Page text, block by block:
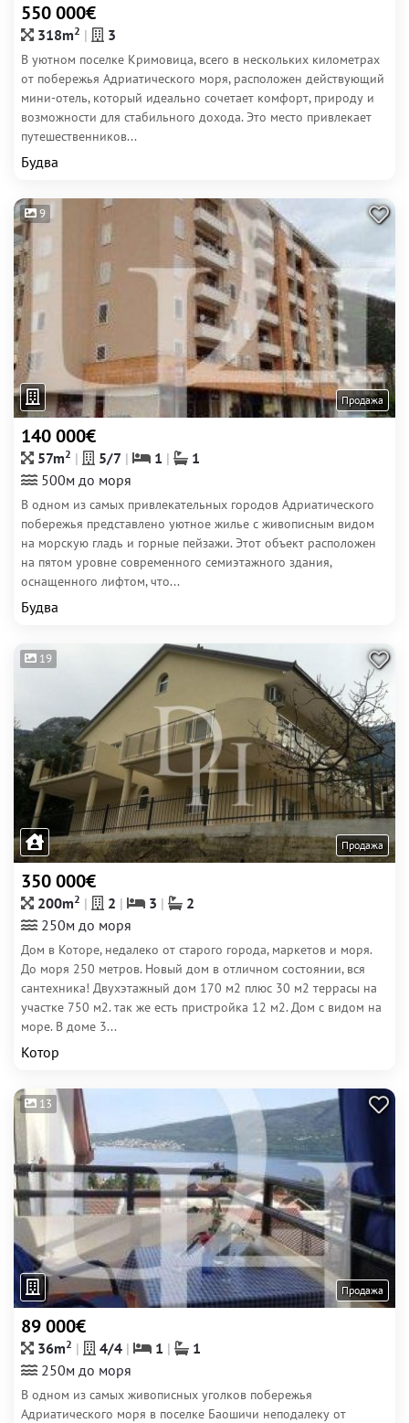
550 000€
318m2 3
В уютном поселке Кримовица, всего в нескольких километрах
от побережья Адриатического моря, расположен действующий
мини-отель, который идеально сочетает комфорт, природу и
возможности для стабильного дохода. Это место привлекает
путешественников...
Будва
9
Продажа
140 000€
57m2 5/7 1
1
500м до моря
В одном из самых привлекательных городов Адриатического
побережья представлено уютное жилье с живописным видом
на морскую гладь и горные пейзажи. Этот объект расположен
на пятом уровне современного семиэтажного здания,
оснащенного лифтом, что...
Будва
19
Продажа
350 000€
200m2 2 3
2
250м до моря
Дом в Которе, недалеко от старого города, маркетов и моря.
До моря 250 метров. Новый дом в отличном состоянии, вся
сантехника! Двухэтажный дом 170 м2 плюс 30 м2 террасы на
участке 750 м2. так же есть пристройка 12 м2. Дом с видом на
море. В доме 3...
Котор
13
Продажа
89 000€
36m2 4/4 1
1
250м до моря
В одном из самых живописных уголков побережья
Адриатического моря в поселке Баошичи неподалеку от